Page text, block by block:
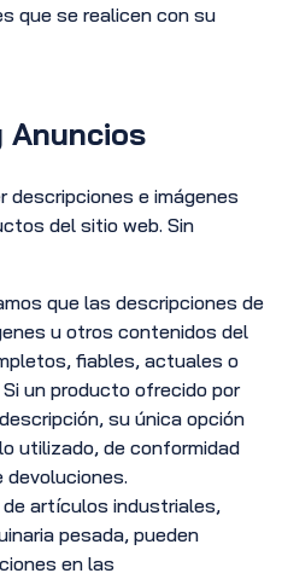
que se realicen con su
Anuncios
descripciones e imágenes
del sitio web. Sin
que las descripciones de
u otros contenidos del
fiables, actuales o
un producto ofrecido por
su única opción
utilizado, de conformidad
de artículos industriales,
pesada, pueden
en las